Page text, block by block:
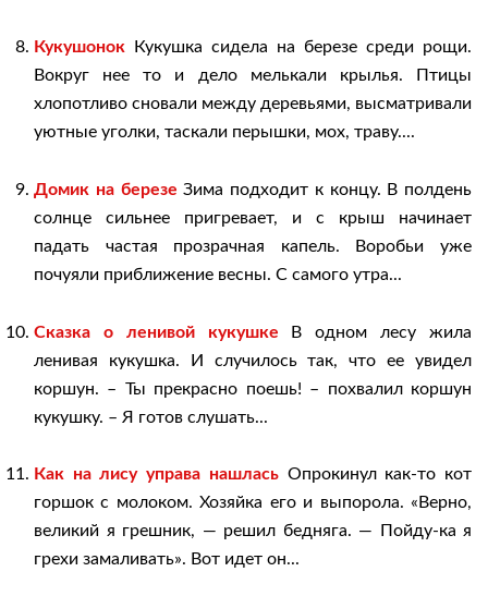
Кукушонок Кукушка сидела на березе среди рощи.
Вокруг нее то и дело мелькали крылья. Птицы
хлопотливо сновали между деревьями, высматривали
уютные уголки, таскали перышки, мох, траву....
Домик на березе Зима подходит к концу. В полдень
солнце сильнее пригревает, и с крыш начинает
падать частая прозрачная капель. Воробьи уже
почуяли приближение весны. С самого утра...
Сказка о ленивой кукушке В одном лесу жила
ленивая кукушка. И случилось так, что ее увидел
коршун. – Ты прекрасно поешь! – похвалил коршун
кукушку. – Я готов слушать...
Как на лису управа нашласьОпрокинул как-то кот
горшок с молоком. Хозяйка его и выпорола. «Верно,
великий я грешник, — решил бедняга. — Пойду-ка я
грехи замаливать». Вот идет он...